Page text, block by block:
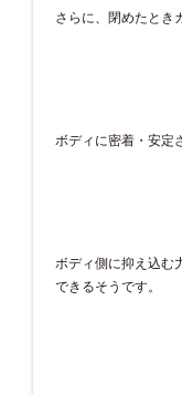
さらに、閉めたとき
ボディに密着・安定
ボディ側に抑え込む
できるそうです。